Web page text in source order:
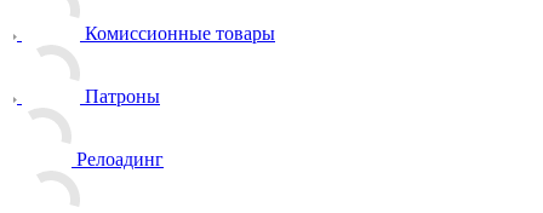
Комиссионные товары
Патроны
Релоадинг